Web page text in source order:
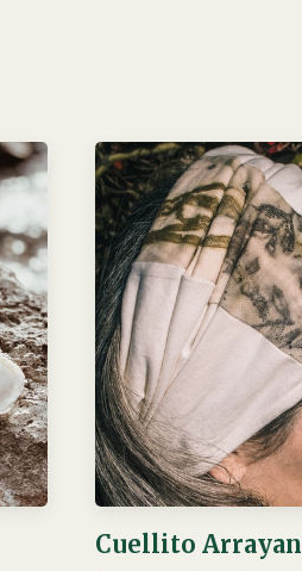
Cuellito Arrayan